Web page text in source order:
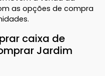
as opções de compra
caixa de
Jardim